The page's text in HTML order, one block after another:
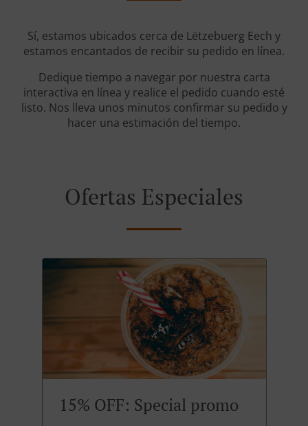
Sí, estamos ubicados cerca de Lëtzebuerg Eech y
estamos encantados de recibir su pedido en línea.
Dedique tiempo a navegar por nuestra carta
interactiva en línea y realice el pedido cuando esté
listo. Nos lleva unos minutos confirmar su pedido y
hacer una estimación del tiempo.
Ofertas Especiales
15% OFF: Special promo